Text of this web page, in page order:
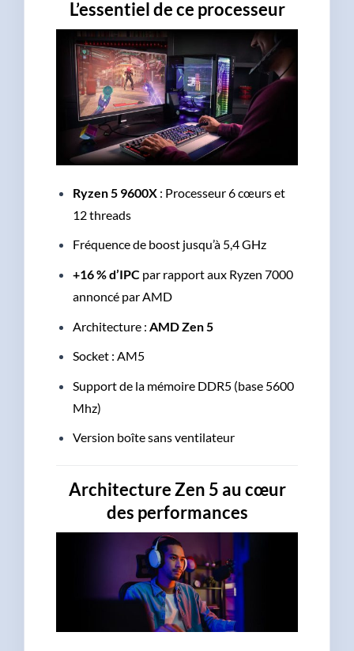
L’essentiel de ce processeur
Ryzen 5 9600X: Processeur 6 cœurs et
12 threads
Fréquence de boost jusqu’à 5,4 GHz
+16 % d’IPCpar rapport aux Ryzen 7000
annoncé par AMD
Architecture : AMD Zen 5
Socket : AM5
Support de la mémoire DDR5 (base 5600
Mhz)
Version boîte sans ventilateur
Architecture Zen 5 au cœur
des performances